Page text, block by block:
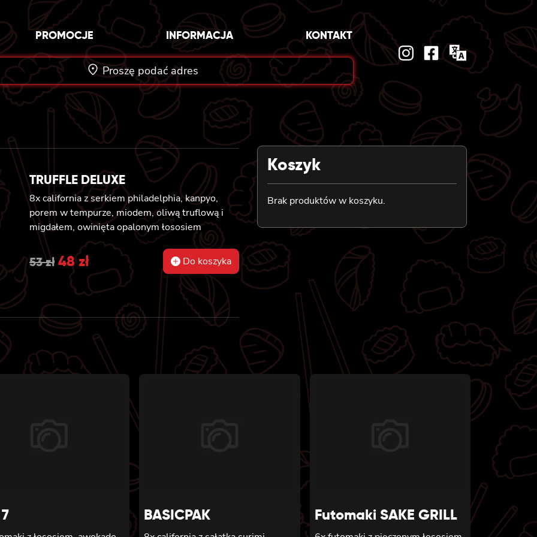
PROMOCJE INFORMACJA KONTAKT
Proszę podać adres
TRUFFLE DELUXE
8x california z serkiem philadelphia, kanpyo,
porem w tempurze, miodem, oliwą truflową i
migdałem, owinięta opalonym łososiem
53zł Original
price
was:
53 zł.
48złCurrent
price
48 zł.
Do koszyka
Koszyk
Brak produktów w koszyku.
BASICPAK Futomaki SAKE GRILL